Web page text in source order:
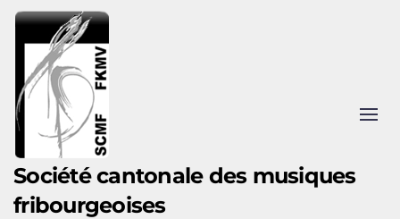
Accéder au contenu principal
Société cantonale des musiques
fribourgeoises